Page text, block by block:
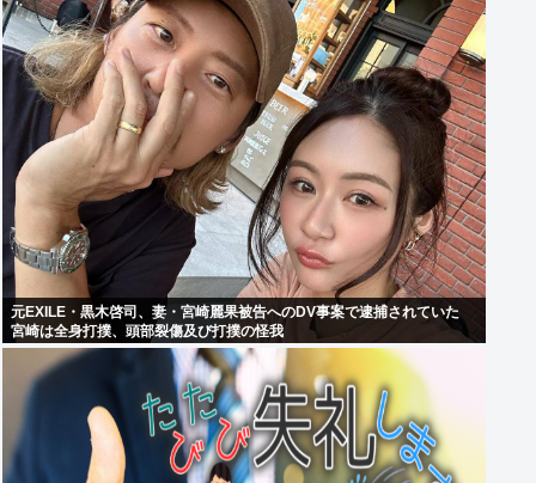
元EXILE・黒木啓司、妻・宮崎麗果被告へのDV事案で逮捕されていた
宮崎は全身打撲、頭部裂傷及び打撲の怪我